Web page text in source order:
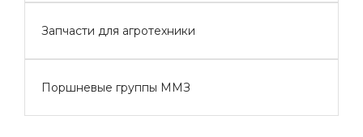
Запчасти для агротехники
Поршневые группы ММЗ